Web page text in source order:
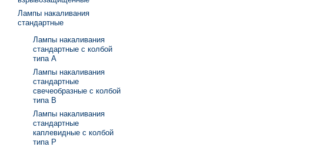
Лампы накаливания
стандартные
Лампы накаливания
стандартные с колбой
типа А
Лампы накаливания
стандартные
свечеобразные с колбой
типа В
Лампы накаливания
стандартные
каплевидные с колбой
типа Р